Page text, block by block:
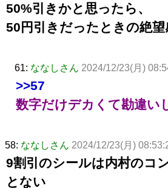
50%引きかと思ったら、
50円引きだったときの絶望
61: ななしさん 2024/12/23(月)
>>57
数字だけデカくて勘違い
58: ななしさん 2024/12/23(月)
9割引のシールは内村のコ
とない